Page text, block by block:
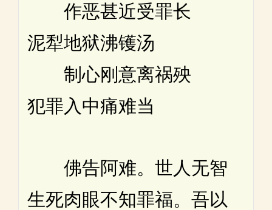
作恶甚近受罪长
泥犁地狱沸镬汤
制心刚意离祸殃
犯罪入中痛难当
佛告阿难。世人无智
生死肉眼不知罪福。吾以